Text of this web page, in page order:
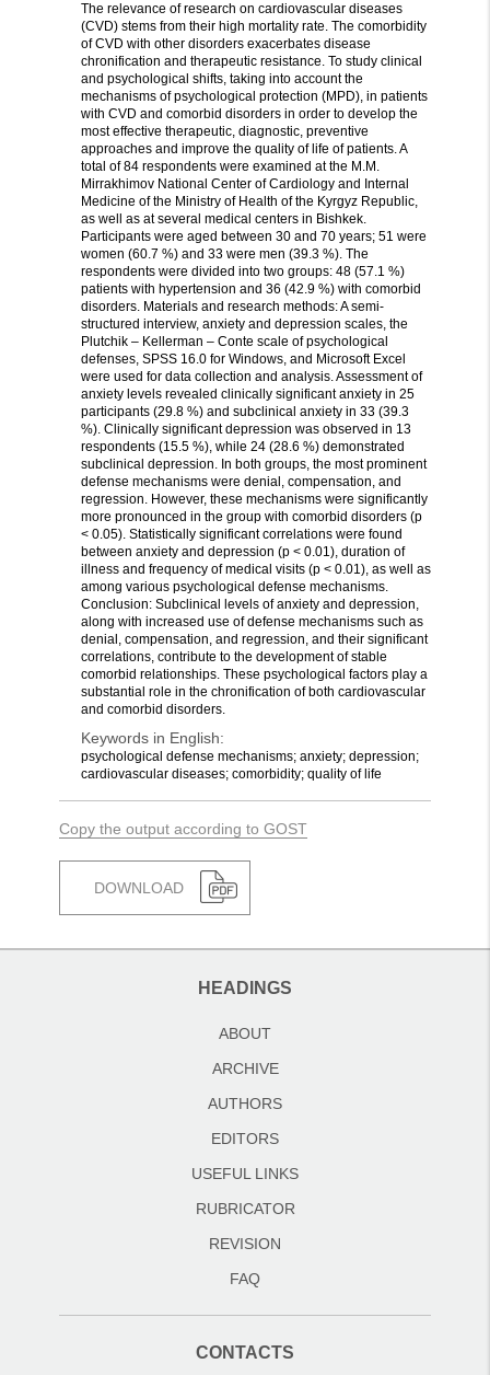
The relevance of research on cardiovascular diseases
(CVD) stems from their high mortality rate. The comorbidity
of CVD with other disorders exacerbates disease
chronification and therapeutic resistance. To study clinical
and psychological shifts, taking into account the
mechanisms of psychological protection (MPD), in patients
with CVD and comorbid disorders in order to develop the
most effective therapeutic, diagnostic, preventive
approaches and improve the quality of life of patients. A
total of 84 respondents were examined at the M.M.
Mirrakhimov National Center of Cardiology and Internal
Medicine of the Ministry of Health of the Kyrgyz Republic,
as well as at several medical centers in Bishkek.
Participants were aged between 30 and 70 years; 51 were
women (60.7 %) and 33 were men (39.3 %). The
respondents were divided into two groups: 48 (57.1 %)
patients with hypertension and 36 (42.9 %) with comorbid
disorders. Materials and research methods: A semi-
structured interview, anxiety and depression scales, the
Plutchik – Kellerman – Conte scale of psychological
defenses, SPSS 16.0 for Windows, and Microsoft Excel
were used for data collection and analysis. Assessment of
anxiety levels revealed clinically significant anxiety in 25
participants (29.8 %) and subclinical anxiety in 33 (39.3
%). Clinically significant depression was observed in 13
respondents (15.5 %), while 24 (28.6 %) demonstrated
subclinical depression. In both groups, the most prominent
defense mechanisms were denial, compensation, and
regression. However, these mechanisms were significantly
more pronounced in the group with comorbid disorders (p
< 0.05). Statistically significant correlations were found
between anxiety and depression (p < 0.01), duration of
illness and frequency of medical visits (p < 0.01), as well as
among various psychological defense mechanisms.
Conclusion: Subclinical levels of anxiety and depression,
along with increased use of defense mechanisms such as
denial, compensation, and regression, and their significant
correlations, contribute to the development of stable
comorbid relationships. These psychological factors play a
substantial role in the chronification of both cardiovascular
and comorbid disorders.
Keywords in English:
psychological defense mechanisms; anxiety; depression;
cardiovascular diseases; comorbidity; quality of life
Copy the output according to GOST
DOWNLOAD
HEADINGS
ABOUT
ARCHIVE
AUTHORS
EDITORS
USEFUL LINKS
RUBRICATOR
REVISION
FAQ
CONTACTS